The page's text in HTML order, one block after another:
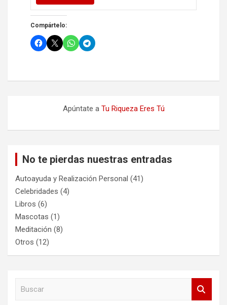
Compártelo:
Apúntate a Tu Riqueza Eres Tú
No te pierdas nuestras entradas
Autoayuda y Realización Personal (41)
Celebridades (4)
Libros (6)
Mascotas (1)
Meditación (8)
Otros (12)